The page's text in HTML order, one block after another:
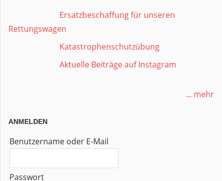
Ersatzbeschaffung für unseren
Rettungswagen
Katastrophenschutzübung
Aktuelle Beiträge auf Instagram
... mehr
ANMELDEN
Benutzername oder E-Mail
Passwort